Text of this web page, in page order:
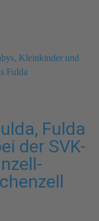
Kleinkinder und
Fulda
Fulda
der SVK-